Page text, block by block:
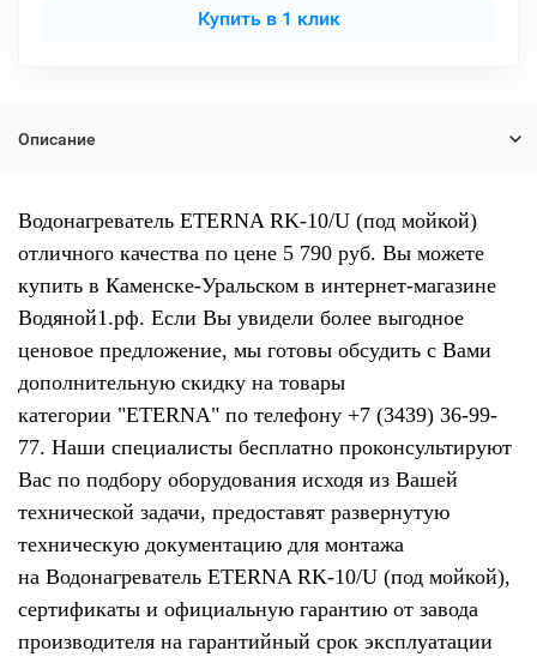
Купить в 1 клик
Описание
Водонагреватель ETERNA RK-10/U (под мойкой)
отличного качества по цене 5 790 руб. Вы можете
купить в Каменске-Уральском в интернет-магазине
Водяной1.рф. Если Вы увидели более выгодное
ценовое предложение, мы готовы обсудить с Вами
дополнительную скидку на товары
категории "ETERNA" по телефону +7 (3439) 36-99-
77. Наши специалисты бесплатно проконсультируют
Вас по подбору оборудования исходя из Вашей
технической задачи, предоставят развернутую
техническую документацию для монтажа
на Водонагреватель ETERNA RK-10/U (под мойкой),
сертификаты и официальную гарантию от завода
производителя на гарантийный срок эксплуатации